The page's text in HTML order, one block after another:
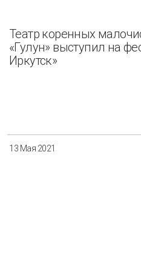
Театр коренных
«Гулун» выступил на
Иркутск»
13 Мая 2021